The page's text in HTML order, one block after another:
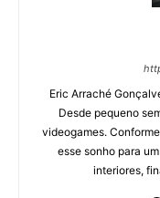
Eric Arraché
Desde pequeno
videogames.
esse sonho para
interiores,